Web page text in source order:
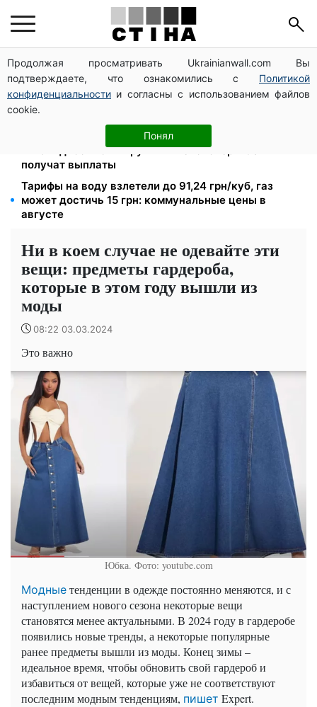
Продолжая просматривать Ukrainianwall.com Вы
подтверждаете, что ознакомились с Политикой
конфиденциальности и согласны с использованием файлов
cookie.
Понял
1-2 набора гигиены на семью: UNICEF раздает
помощь в Запорожской области в августе
Студенты-заочники и вечерники теряют отсрочку
от мобилизации: кого призовут в августе
2000 грн в квартал от фонда США: люди с
инвалидностью I-II группы и пенсионеры 60+
получат выплаты
Тарифы на воду взлетели до 91,24 грн/куб, газ
может достичь 15 грн: коммунальные цены в
августе
Ни в коем случае не одевайте эти
вещи: предметы гардероба,
которые в этом году вышли из
моды
08:22 03.03.2024
Это важно
Юбка. Фото: youtube.com
Модные тенденции в одежде постоянно меняются, и с
наступлением нового сезона некоторые вещи
становятся менее актуальными. В 2024 году в гардеробе
появились новые тренды, а некоторые популярные
ранее предметы вышли из моды. Конец зимы –
идеальное время, чтобы обновить свой гардероб и
избавиться от вещей, которые уже не соответствуют
последним модным тенденциям, пишет Expert.